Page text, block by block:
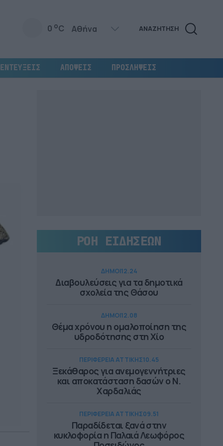
0 oC ΑΝΑΖΗΤΗΣΗ
ΑΠΟΨΕΙΣ ΠΡΟΣΛΗΨΕΙΣ
ΡΟΗ ΕΙΔΗΣΕΩΝ
ΔΗΜΟΙ12.24
Διαβουλεύσεις για τα δημοτικά
σχολεία της Θάσου
ΔΗΜΟΙ12.08
Θέμα χρόνου η ομαλοποίηση της
υδροδότησης στη Χίο
ΠΕΡΙΦΕΡΕΙΑ ΑΤΤΙΚΗΣ10.45
Ξεκάθαρος για ανεμογεννήτριες
και αποκατάσταση δασών ο Ν.
Χαρδαλιάς
ΠΕΡΙΦΕΡΕΙΑ ΑΤΤΙΚΗΣ09.51
Παραδίδεται ξανά στην
κυκλοφορία η Παλαιά Λεωφόρος